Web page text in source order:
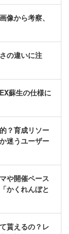
像から考察、
の違いに注
蘇生の仕様に
？育成リソー
迷うユーザー
や開催ペース
かくれんぼと
貰えるの？レ